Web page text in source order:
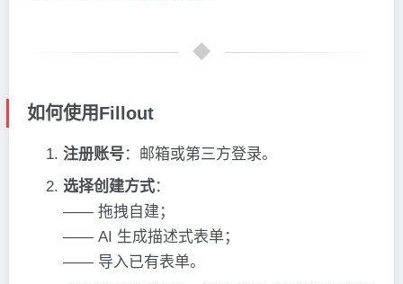
如何使用Fillout
注册账号：邮箱或第三方登录。
选择创建方式：
—— 拖拽自建；
—— AI 生成描述式表单；
—— 导入已有表单。